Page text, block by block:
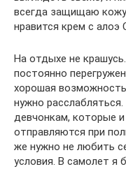
всегда защищаю кожу
нравится крем с алоэ
На отдыхе не
постоянно
хорошая
нужно
девчонкам, которые
отправляются при
же нужно не любить
условия. В самолет я